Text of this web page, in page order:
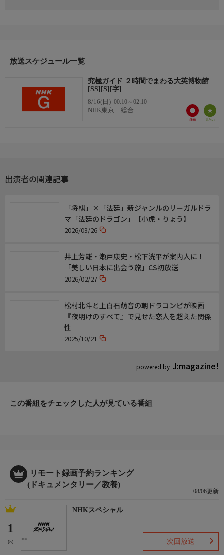
放送スケジュール一覧
究極ガイド ２時間でまわる大英博物館
[SS][S][字]
8/16(日) 00:10～02:10
NHK東京 総合
出演者の関連記事
powered by J:magazine!
「将棋」×「法廷」新ジャンルのリーガルドラ
マ「法廷のドラゴン」【小虎・りょう】
2026/03/26
井上芳雄・瀬戸康史・松下洸平が案内人に！
「美しい日本に出会う旅」CS初放送
2026/02/27
松村北斗と上白石萌音の朝ドラコンビが映画
『夜明けのすべて』で見せた恋人を超えた関係
性
2025/10/21
この番組をチェックした人が見ている番組
リモート録画予約ランキング
(ドキュメンタリー／教養)
08/06更新
1
(5)
NHKスペシャル
次回放送